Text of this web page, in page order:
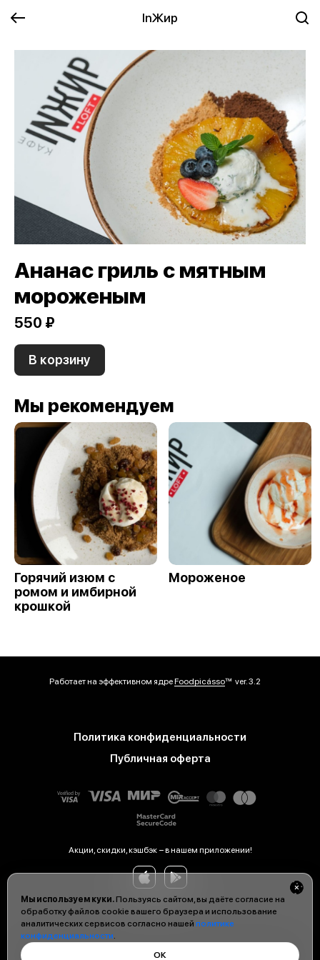
InЖир
Мы используем куки.Пользуясь сайтом, вы даёте согласие на
обработку файлов cookie вашего браузера и использование
аналитических сервисов согласно нашей политике
конфиденциальности.
ОК
Ананас гриль с мятным
мороженым
550 ₽
В корзину
Мы рекомендуем
Горячий изюм с
ромом и имбирной
крошкой
Мороженое
Работает на эффективном ядреFoodpicássover. 3.2
Политика конфиденциальности
Публичная оферта
Акции, скидки, кэшбэк − в нашем приложении!